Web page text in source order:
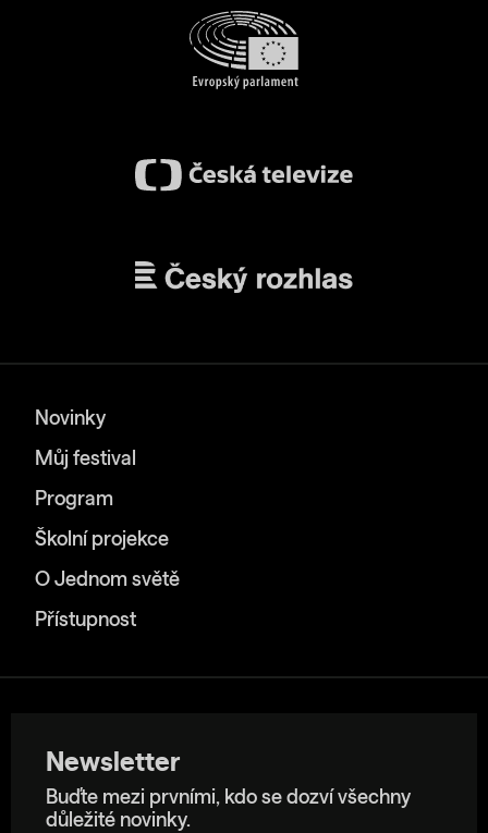
Novinky
Můj festival
Program
Školní projekce
O Jednom světě
Přístupnost
Newsletter
Buďte mezi prvními, kdo se dozví všechny
důležité novinky.